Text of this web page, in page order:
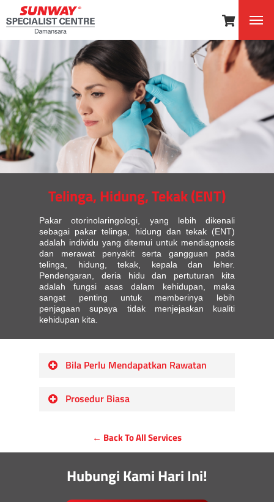
Telinga, Hidung, Tekak (ENT)
Pakar otorinolaringologi, yang lebih dikenali
sebagai pakar telinga, hidung dan tekak (ENT)
adalah individu yang ditemui untuk mendiagnosis
dan merawat penyakit serta gangguan pada
telinga, hidung, tekak, kepala dan leher.
Pendengaran, deria hidu dan pertuturan kita
adalah fungsi asas dalam kehidupan, maka
sangat penting untuk memberinya lebih
penjagaan supaya tidak menjejaskan kualiti
kehidupan kita.
Bila Perlu Mendapatkan Rawatan
hidung tersumbat dan berdarah, dan
menandakan karsinoma
hidung boleh mengesan kanser
Prosedur Biasa
Biopsi Eksisi (Lesi Leher)
Miringotomi
Miringoplasti
Kauteri (Lecuhan) Hidung
Pembuangan Jasad Asing
← Back To All Services
Hubungi Kami Hari Ini!